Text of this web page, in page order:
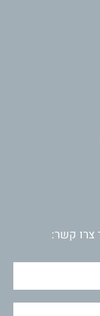
צרו קשר: